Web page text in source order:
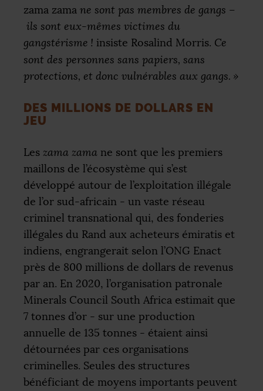
zama zama ne sont pas membres de gangs –
ils sont eux-mêmes victimes du
gangstérisme ! insiste Rosalind Morris. Ce
sont des personnes sans papiers, sans
protections, et donc vulnérables aux gangs. »
DES MILLIONS DE DOLLARS EN
JEU
Les zama zama ne sont que les premiers
maillons de l’écosystème qui s’est
développé autour de l’exploitation illégale
de l’or sud-africain - un vaste réseau
criminel transnational qui, des fonderies
illégales du Rand aux acheteurs émiratis et
indiens, engrangerait selon l’ONG Enact
près de 800 millions de dollars de revenus
par an. En 2020, l’organisation patronale
Minerals Council South Africa estimait que
7 tonnes d’or - sur une production
annuelle de 135 tonnes - étaient ainsi
détournées par ces organisations
criminelles. Seules des structures
bénéficiant de moyens importants peuvent